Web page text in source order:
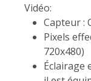
Vidéo:
Capteur :
Pixels
720x480)
Éclairage